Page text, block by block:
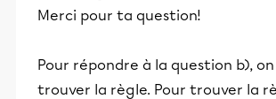
Merci pour ta question!
Pour répondre à la question b),
trouver la règle. Pour trouver la